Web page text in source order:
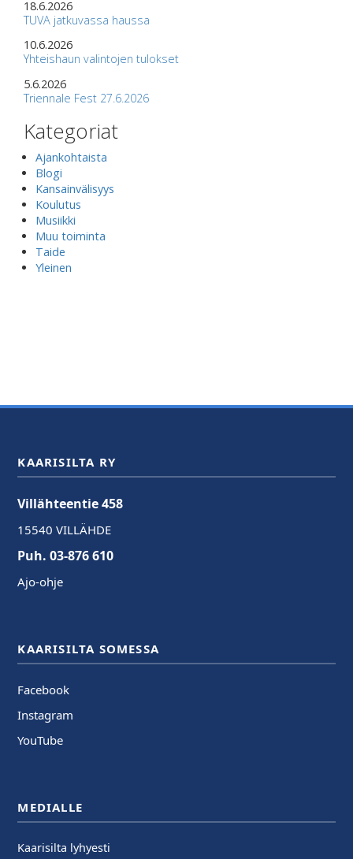
18.6.2026
TUVA jatkuvassa haussa
10.6.2026
Yhteishaun valintojen tulokset
5.6.2026
Triennale Fest 27.6.2026
Kategoriat
Ajankohtaista
Blogi
Kansainvälisyys
Koulutus
Musiikki
Muu toiminta
Taide
Yleinen
KAARISILTA RY
Villähteentie 458
15540 VILLÄHDE
Puh. 03-876 610
Ajo-ohje
KAARISILTA SOMESSA
Facebook
Instagram
YouTube
MEDIALLE
Kaarisilta lyhyesti